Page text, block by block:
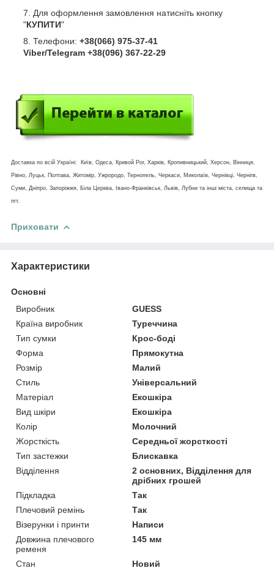
Для оформлення замовлення натисніть кнопку
"КУПИТИ"
Телефони: +38(066) 975-37-41
Viber/Telegram +38(096) 367-22-29
Доставка по всій Україні: Київ, Одеса, Кривой Рог, Харків, Кропивницький, Херсон, Вінниця,
Рівно, Луцьк, Полтава, Житомір, Ужрородо, Тернопель, Черкаси, Миколаїв, Чернівці, Чернігв,
Суми, Дніпро, Запоріжжя, Біла Церква, Івано-Франківськ, Львів, Лубни та інші міста, селища та
пгт.
Приховати
Характеристики
Основні
Виробник
GUESS
Країна виробник
Туреччина
Тип сумки
Крос-боді
Форма
Прямокутна
Розмір
Малий
Стиль
Універсальний
Матеріал
Екошкіра
Вид шкіри
Екошкіра
Колір
Молочний
Жорсткість
Середньої жорсткості
Тип застежки
Блискавка
Відділення
2 основних, Відділення для
дрібних грошей
Підкладка
Так
Плечовий ремінь
Так
Візерунки і принти
Написи
Довжина плечового
ременя
145 мм
Стан Новий